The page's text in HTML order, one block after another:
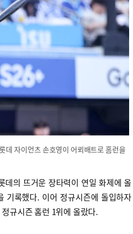
데 자이언츠 손호영이 어뢰배트로 홈런을
데의 뜨거운 장타력이 연일 화제에 올
기록했다. 이어 정규시즌에 돌입하자
규시즌 홈런 1위에 올랐다.